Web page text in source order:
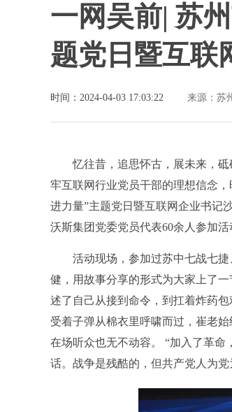
一网吴前| 苏
题党日暨互联
时间：2024-04-03 17:03:22 来源：苏
忆往昔，追思怀古，展未来，砥
牢互联网行业党员干部的理想信念
进力量”主题党日暨互联网企业书记
沃斯集团党委党员代表60余人参加活
活动现场，参加过苏中七战七捷
健，用故事分享的形式为大家上了
述了自己从接到命令，到扛着炸药
受着子弹从棉衣里呼啸而过，崔老
在场听众也无不动容。 “加入了革
话。战争是残酷的，但共产党人为